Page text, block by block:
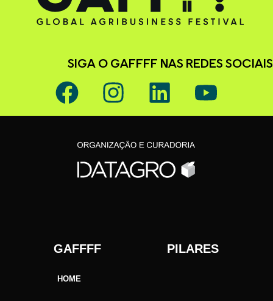
SIGA O GAFFFF NAS REDES SOCIAIS
GAFFFF PILARES
HOME